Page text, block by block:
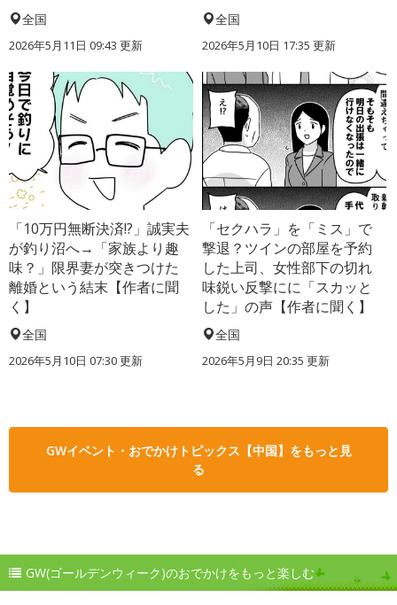
全国
2026年5月11日 09:43 更新
全国
2026年5月10日 17:35 更新
「10万円無断決済!?」誠実夫
が釣り沼へ→「家族より趣
味？」限界妻が突きつけた
離婚という結末【作者に聞
く】
全国
2026年5月10日 07:30 更新
「セクハラ」を「ミス」で
撃退？ツインの部屋を予約
した上司、女性部下の切れ
味鋭い反撃にに「スカッと
した」の声【作者に聞く】
全国
2026年5月9日 20:35 更新
GWイベント・おでかけトピックス【中国】をもっと見
る
GW(ゴールデンウィーク)のおでかけをもっと楽しむ